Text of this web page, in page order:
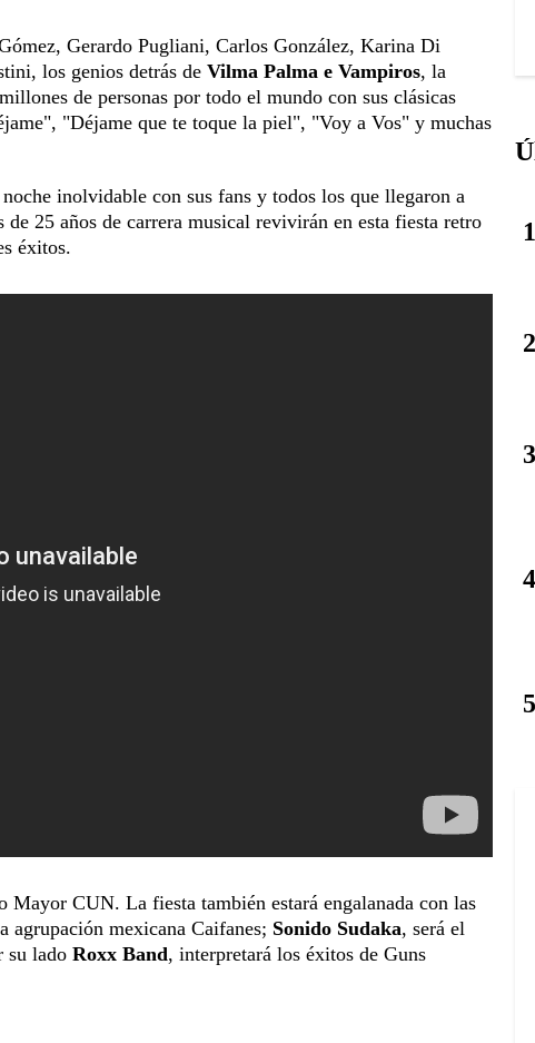
Gerardo Pugliani, Carlos González, Karina Di
los genios detrás de Vilma Palma e Vampiros, la
de personas por todo el mundo con sus clásicas
"Déjame que te toque la piel", "Voy a Vos" y muchas
inolvidable con sus fans y todos los que llegaron a
25 años de carrera musical revivirán en esta fiesta retro
éxitos.
CUN. La fiesta también estará engalanada con las
agrupación mexicana Caifanes; Sonido Sudaka, será el
su lado Roxx Band, interpretará los éxitos de Guns